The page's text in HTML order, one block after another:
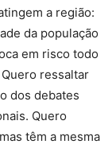
a região:
da população
em risco todo
ressaltar
dos debates
Quero
têm a mesma